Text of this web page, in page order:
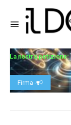
La nostra
Firma -